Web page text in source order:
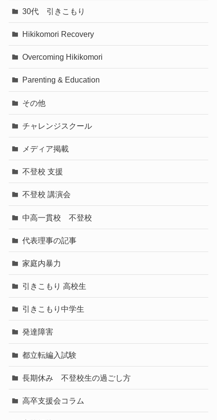
30代 引きこもり
Hikikomori Recovery
Overcoming Hikikomori
Parenting & Education
その他
チャレンジスクール
メディア掲載
不登校 支援
不登校 講演会
中高一貫校 不登校
代表理事の記事
家庭内暴力
引きこもり 高校生
引きこもり中学生
発達障害
都立転編入試験
長期休み 不登校生の過ごし方
高卒支援会コラム